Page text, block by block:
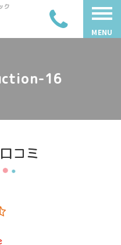
MENU
ク
16
コミ